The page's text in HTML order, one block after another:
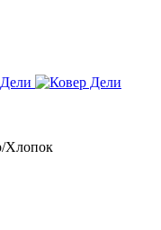
Хлопок